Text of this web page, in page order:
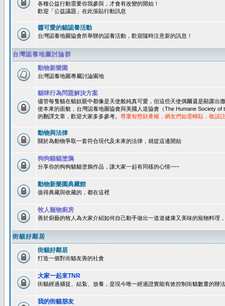
各種公益行動需要你我參與，才會有改變的開始！
歡迎「公益議題」在此張貼行動訊息
醬可愛的貓認養活動
台灣認養地圖協會所舉辦的認養活動，歡迎隨時注意新的訊息！
台灣認養地圖討論群
動物新樂園
台灣認養地圖專屬討論園地
貓咪行為問題解決方案
儘管每隻貓在貓奴眼中都像是天使般純真可愛，但這些天使偶爾還是顯露出
使本來的面貌，台灣認養地圖協會與美國人道協會（The Humane Society
的翻譯文章，歡迎大家多多參考。 尊重智慧財產權，網友們如需轉貼，敬請
動物與法律
關於為動物爭取一套符合現代及未來的法律，就從這邊開始
狗狗貓貓塗鴉
分享你的狗狗貓貓塗鴉作品，讓大家一起有同樣的心情~~~
動物新樂園典藏館
值得典藏與收藏的，都在這裡
牧人寵物廚房
善於廚藝的牧人為大家介紹如何自己動手做出一道道健康又美味的寵物料理
街貓好鄰居
街貓好鄰居
打造一個對街貓友善的社會
大家一起來TNR
街貓經過捕捉、結紮、放養，是現今唯一經過證實能有效控制街貓數量的辦
我的街貓朋友